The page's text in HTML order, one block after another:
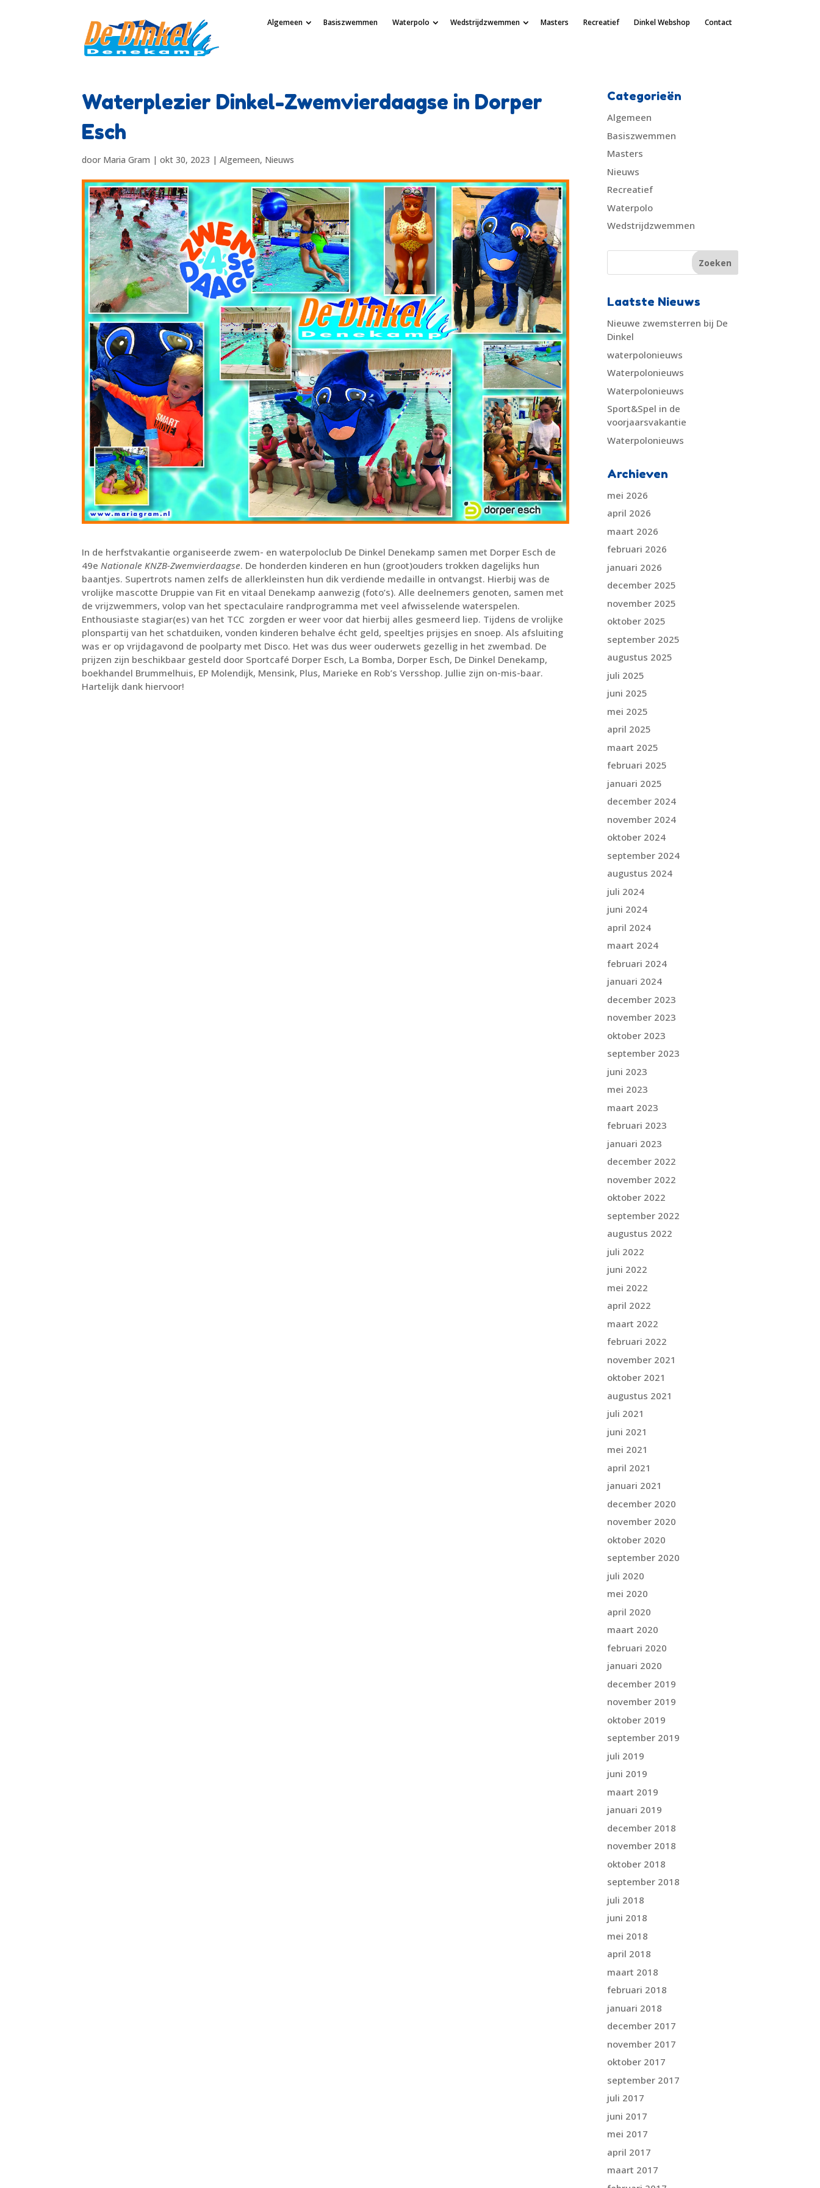
Algemeen Basiszwemmen Waterpolo Wedstrijdzwemmen Masters Recreatief Dinkel Webshop Contact
Waterplezier Dinkel-Zwemvierdaagse in Dorper
Esch
door Maria Gram |okt 30, 2023 |Algemeen, Nieuws
In de herfstvakantie organiseerde zwem- en waterpoloclub De Dinkel Denekamp samen met Dorper Esch de
49eNationale KNZB-Zwemvierdaagse. De honderden kinderen en hun (groot)ouders trokken dagelijks hun
baantjes. Supertrots namen zelfs de allerkleinsten hun dik verdiende medaille in ontvangst. Hierbij was de
vrolijke mascotte Druppie van Fit en vitaal Denekamp aanwezig (foto’s). Alle deelnemers genoten, samen met
de vrijzwemmers, volop van het spectaculaire randprogramma met veel afwisselende waterspelen.
Enthousiaste stagiar(es) van het TCC zorgden er weer voor dat hierbij alles gesmeerd liep. Tijdens de vrolijke
plonspartij van het schatduiken, vonden kinderen behalve écht geld, speeltjes prijsjes en snoep. Als afsluiting
was er op vrijdagavond de poolparty met Disco. Het was dus weer ouderwets gezellig in het zwembad. De
prijzen zijn beschikbaar gesteld door Sportcafé Dorper Esch, La Bomba, Dorper Esch, De Dinkel Denekamp,
boekhandel Brummelhuis, EP Molendijk, Mensink, Plus, Marieke en Rob’s Versshop. Jullie zijn on-mis-baar.
Hartelijk dank hiervoor!
Categorieën
Algemeen
Basiszwemmen
Masters
Nieuws
Recreatief
Waterpolo
Wedstrijdzwemmen
Laatste Nieuws
Nieuwe zwemsterren bij De
Dinkel
waterpolonieuws
Waterpolonieuws
Waterpolonieuws
Sport&Spel in de
voorjaarsvakantie
Waterpolonieuws
Archieven
mei 2026
april 2026
maart 2026
februari 2026
januari 2026
december 2025
november 2025
oktober 2025
september 2025
augustus 2025
juli 2025
juni 2025
mei 2025
april 2025
maart 2025
februari 2025
januari 2025
december 2024
november 2024
oktober 2024
september 2024
augustus 2024
juli 2024
juni 2024
april 2024
maart 2024
februari 2024
januari 2024
december 2023
november 2023
oktober 2023
september 2023
juni 2023
mei 2023
maart 2023
februari 2023
januari 2023
december 2022
november 2022
oktober 2022
september 2022
augustus 2022
juli 2022
juni 2022
mei 2022
april 2022
maart 2022
februari 2022
november 2021
oktober 2021
augustus 2021
juli 2021
juni 2021
mei 2021
april 2021
januari 2021
december 2020
november 2020
oktober 2020
september 2020
juli 2020
mei 2020
april 2020
maart 2020
februari 2020
januari 2020
december 2019
november 2019
oktober 2019
september 2019
juli 2019
juni 2019
maart 2019
januari 2019
december 2018
november 2018
oktober 2018
september 2018
juli 2018
juni 2018
mei 2018
april 2018
maart 2018
februari 2018
januari 2018
december 2017
november 2017
oktober 2017
september 2017
juli 2017
juni 2017
mei 2017
april 2017
maart 2017